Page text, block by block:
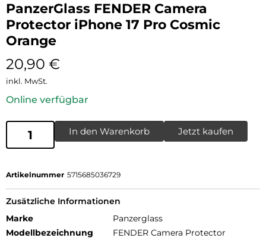
PanzerGlass FENDER Camera
Protector iPhone 17 Pro Cosmic
Orange
20,90 €
inkl. MwSt.
Online verfügbar
In den Warenkorb Jetzt kaufen
Artikelnummer 5715685036729
Zusätzliche Informationen
Marke
Panzerglass
Modellbezeichnung
FENDER Camera Protector